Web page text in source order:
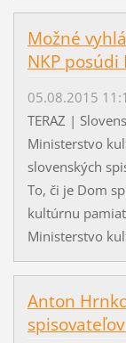
Možné
NKP posúdi
05.08.2015
TERAZ |
Ministerstvo
slovenských
To, či je Dom
kultúrnu
Ministerstvo
Anton